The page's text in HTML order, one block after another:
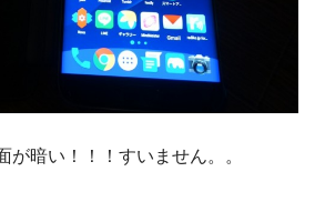
が暗い！！！すいません。。